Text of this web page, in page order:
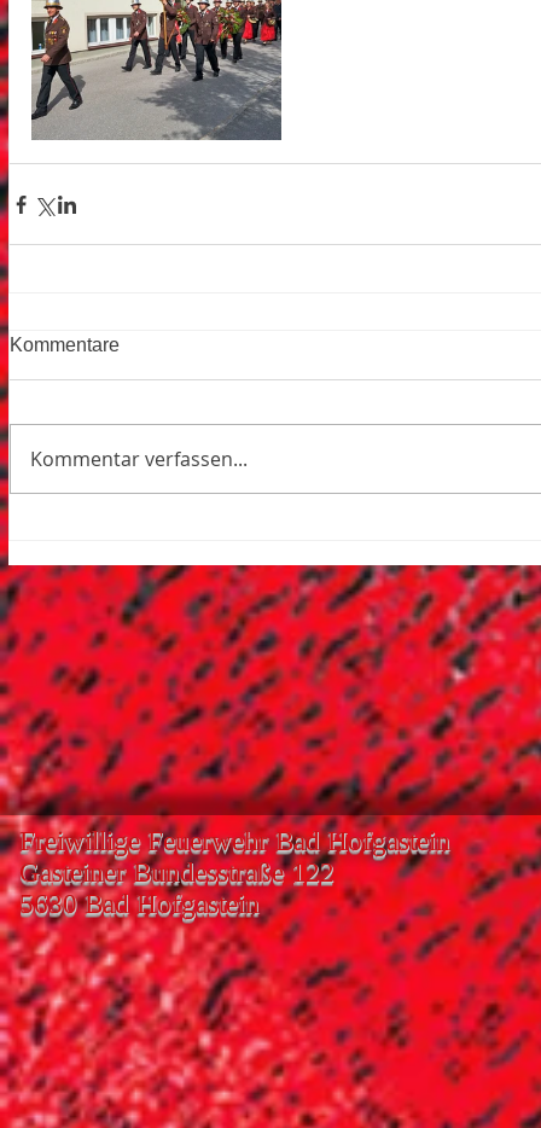
Kommentare
Kommentar verfassen...
Freiwillige Feuerwehr Bad Hofgastein
Gasteiner Bundesstraße 122
5630 Bad Hofgastein